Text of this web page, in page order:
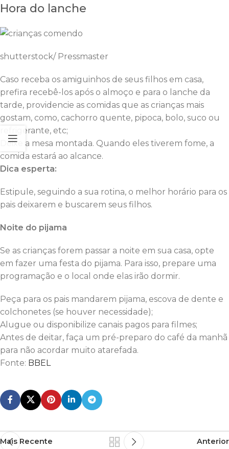
Hora do lanche
shutterstock/ Pressmaster
Caso receba os amiguinhos de seus filhos em casa,
prefira recebê-los após o almoço e para o lanche da
tarde, providencie as comidas que as crianças mais
gostam, como, cachorro quente, pipoca, bolo, suco ou
refrigerante, etc;
Deixe a mesa montada. Quando eles tiverem fome, a
comida estará ao alcance.
Dica esperta:
Estipule, seguindo a sua rotina, o melhor horário para os
pais deixarem e buscarem seus filhos.
Noite do pijama
Se as crianças forem passar a noite em sua casa, opte
em fazer uma festa do pijama. Para isso, prepare uma
programação e o local onde elas irão dormir.
Peça para os pais mandarem pijama, escova de dente e
colchonetes (se houver necessidade);
Alugue ou disponibilize canais pagos para filmes;
Antes de deitar, faça um pré-preparo do café da manhã
para não acordar muito atarefada.
Fonte: BBEL
Mais Recente Anterior